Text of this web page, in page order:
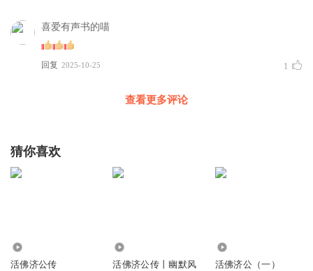
喜爱有声书的喵
回复 2025-10-25 1
查看更多评论
猜你喜欢
活佛济公传
活佛济公传丨幽默风
活佛济公（一）